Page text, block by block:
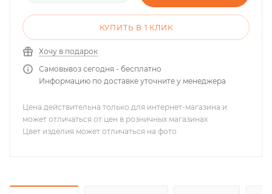
КУПИТЬ В 1 КЛИК
Хочу в подарок
Самовывоз сегодня - бесплатно
Информацию по доставке уточните у менеджера
Цена действительна только для интернет-магазина и
может отличаться от цен в розничных магазинах
Цвет изделия может отличаться на фото